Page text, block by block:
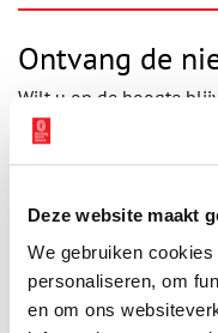
Deze website maakt
We gebruiken
personaliseren, om
en om ons
Ontvang de
Wilt u op de hoogte
laatste
Bij inschrijving gaat u